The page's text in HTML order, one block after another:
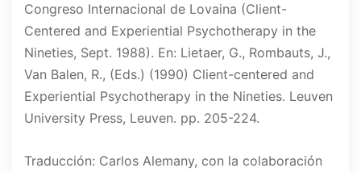
Congreso Internacional de Lovaina (Client-
Centered and Experiential Psychotherapy in the
Nineties, Sept. 1988). En: Lietaer, G., Rombauts, J.,
Van Balen, R., (Eds.) (1990) Client-centered and
Experiential Psychotherapy in the Nineties. Leuven
University Press, Leuven. pp. 205-224.
Traducción: Carlos Alemany, con la colaboración